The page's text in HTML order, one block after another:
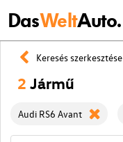
DasWeltAuto.
Keresés szerkesztése
2 Jármű
Audi RS6 Avant